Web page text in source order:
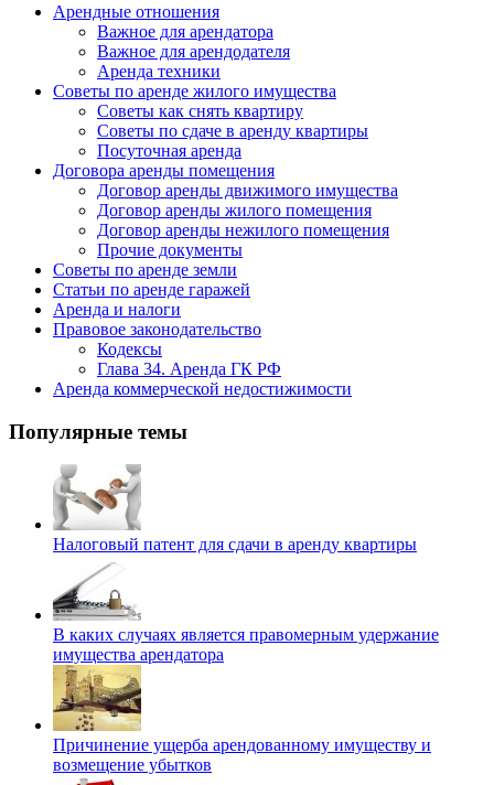
Арендные отношения
Важное для арендатора
Важное для арендодателя
Аренда техники
Советы по аренде жилого имущества
Советы как снять квартиру
Советы по сдаче в аренду квартиры
Посуточная аренда
Договора аренды помещения
Договор аренды движимого имущества
Договор аренды жилого помещения
Договор аренды нежилого помещения
Прочие документы
Советы по аренде земли
Статьи по аренде гаражей
Аренда и налоги
Правовое законодательство
Кодексы
Глава 34. Аренда ГК РФ
Аренда коммерческой недостижимости
Популярные темы
Налоговый патент для сдачи в аренду квартиры
В каких случаях является правомерным удержание
имущества арендатора
Причинение ущерба арендованному имуществу и
возмещение убытков